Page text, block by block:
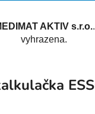
AKTIV s.r.o.
vyhrazena.